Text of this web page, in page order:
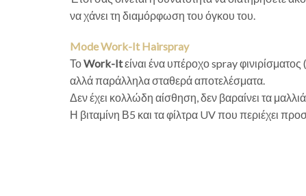
να χάνει τη διαμόρφωση του όγκου του.
Mode Work-It Hairspray
ΤοWork-Itείναι ένα υπέροχο spray
αλλά παράλληλα σταθερά αποτελέσματα.
Δεν έχει κολλώδη αίσθηση, δεν βαραίνει τα
Η βιταμίνη Β5 και τα φίλτρα UV που περιέχει